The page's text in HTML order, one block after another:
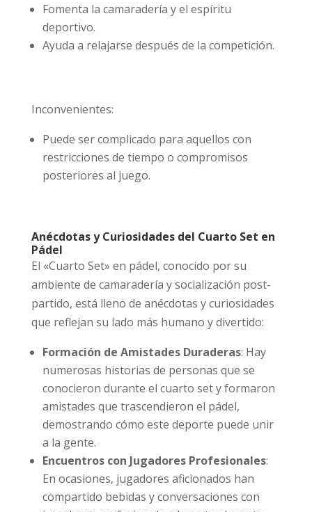
Fomenta la camaradería y el espíritu
deportivo.
Ayuda a relajarse después de la competición.
Inconvenientes:
Puede ser complicado para aquellos con
restricciones de tiempo o compromisos
posteriores al juego.
Anécdotas y Curiosidades del Cuarto Set en
Pádel
El «Cuarto Set» en pádel, conocido por su
ambiente de camaradería y socialización post-
partido, está lleno de anécdotas y curiosidades
que reflejan su lado más humano y divertido:
Formación de Amistades Duraderas: Hay
numerosas historias de personas que se
conocieron durante el cuarto set y formaron
amistades que trascendieron el pádel,
demostrando cómo este deporte puede unir
a la gente.
Encuentros con Jugadores Profesionales:
En ocasiones, jugadores aficionados han
compartido bebidas y conversaciones con